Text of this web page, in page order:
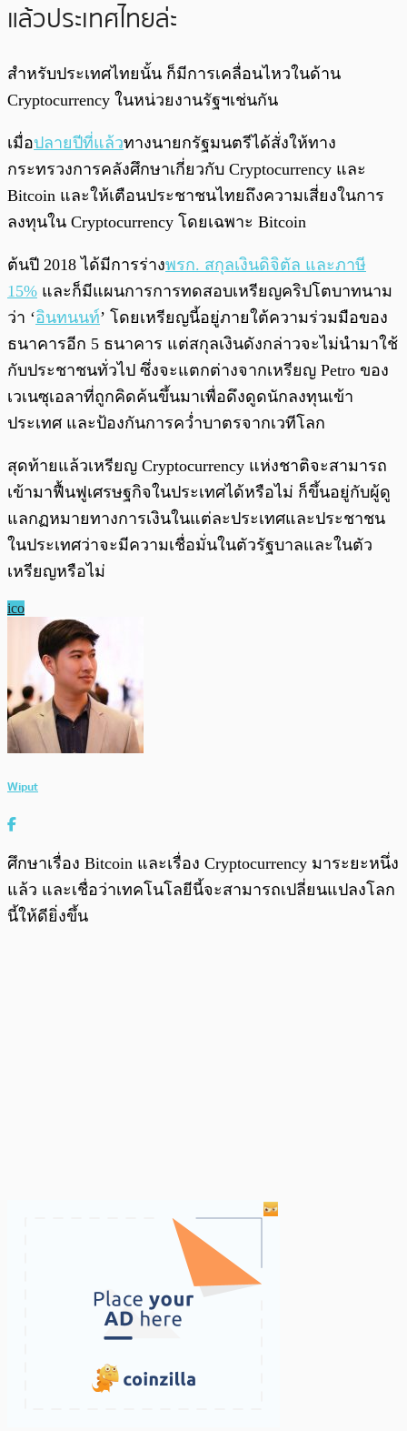
แล้วประเทศไทยล่ะ
สำหรับประเทศไทยนั้น ก็มีการเคลื่อนไหวในด้าน
Cryptocurrency ในหน่วยงานรัฐฯเช่นกัน
เมื่อปลายปีที่แล้วทางนายกรัฐมนตรีได้สั่งให้ทาง
กระทรวงการคลังศึกษาเกี่ยวกับ Cryptocurrency และ
Bitcoin และให้เตือนประชาชนไทยถึงความเสี่ยงในการ
ลงทุนใน Cryptocurrency โดยเฉพาะ Bitcoin
ต้นปี 2018 ได้มีการร่างพรก. สกุลเงินดิจิตัล และภาษี
15% และก็มีแผนการการทดสอบเหรียญคริปโตบาทนาม
ว่า ‘อินทนนท์’ โดยเหรียญนี้อยู่ภายใต้ความร่วมมือของ
ธนาคารอีก 5 ธนาคาร แต่สกุลเงินดังกล่าวจะไม่นำมาใช้
กับประชาชนทั่วไป ซึ่งจะแตกต่างจากเหรียญ Petro ของ
เวเนซุเอลาที่ถูกคิดค้นขึ้นมาเพื่อดึงดูดนักลงทุนเข้า
ประเทศ และป้องกันการคว่ำบาตรจากเวทีโลก
สุดท้ายแล้วเหรียญ Cryptocurrency แห่งชาติจะสามารถ
เข้ามาฟื้นฟูเศรษฐกิจในประเทศได้หรือไม่ ก็ขึ้นอยู่กับผู้ดู
แลกฏหมายทางการเงินในแต่ละประเทศและประชาชน
ในประเทศว่าจะมีความเชื่อมั่นในตัวรัฐบาลและในตัว
เหรียญหรือไม่
ico
Wiput
ศึกษาเรื่อง Bitcoin และเรื่อง Cryptocurrency มาระยะหนึ่ง
แล้ว และเชื่อว่าเทคโนโลยีนี้จะสามารถเปลี่ยนแปลงโลก
นี้ให้ดียิ่งขึ้น